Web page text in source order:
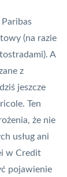
(na razie
A
z
jeszcze
Ten
że nie
usług ani
w Credit
pojawienie